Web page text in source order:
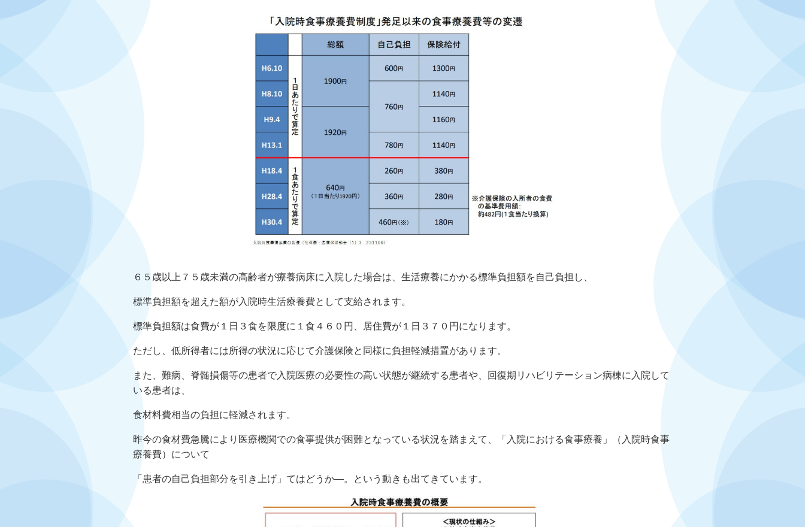
６５歳以上７５歳未満の高齢者が療養病床に入院した場合は、生活療養にかかる標準負担額を自己負担し、
標準負担額を超えた額が入院時生活療養費として支給されます。
標準負担額は食費が１日３食を限度に１食４６０円、居住費が１日３７０円になります。
ただし、低所得者には所得の状況に応じて介護保険と同様に負担軽減措置があります。
また、難病、脊髄損傷等の患者で入院医療の必要性の高い状態が継続する患者や、回復期リハビリテーション病棟に入院して
いる患者は、
食材料費相当の負担に軽減されます。
昨今の食材費急騰により医療機関での食事提供が困難となっている状況を踏まえて、「入院における食事療養」（入院時食事
療養費）について
「患者の自己負担部分を引き上げ」てはどうか—。という動きも出てきています。